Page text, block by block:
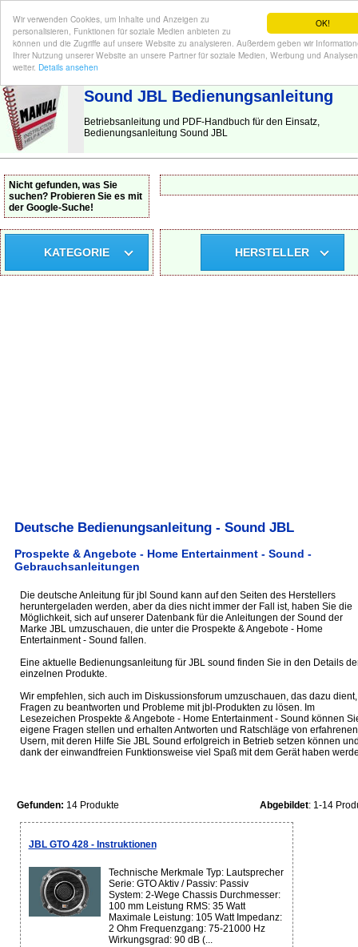
OK!
Wir verwenden Cookies, um Inhalte und Anzeigen zu
personalisieren, Funktionen für soziale Medien anbieten zu
können und die Zugriffe auf unsere Website zu analysieren. Außerdem geben wir
Ihrer Nutzung unserer Website an unsere Partner für soziale Medien, Werbung und Analysen
weiter. Details ansehen
BEDIENUNGSANLEITUNG | Hier finden Sie die deutsche Anleitung!
Sound JBL Bedienungsanleitung
Betriebsanleitung und PDF-Handbuch für den Einsatz,
Bedienungsanleitung Sound JBL
Nicht gefunden, was Sie
suchen? Probieren Sie es mit
der Google-Suche!
KATEGORIE HERSTELLER
Deutsche Bedienungsanleitung - Sound JBL
Prospekte & Angebote - Home Entertainment - Sound -
Gebrauchsanleitungen
Die deutsche Anleitung für jbl Sound kann auf den Seiten des Herstellers
heruntergeladen werden, aber da dies nicht immer der Fall ist, haben Sie die
Möglichkeit, sich auf unserer Datenbank für die Anleitungen der Sound der
Marke JBL umzuschauen, die unter die Prospekte & Angebote - Home
Entertainment - Sound fallen.
Eine aktuelle Bedienungsanleitung für JBL sound finden Sie in den Details
einzelnen Produkte.
Wir empfehlen, sich auch im Diskussionsforum umzuschauen, das dazu dient,
Fragen zu beantworten und Probleme mit jbl-Produkten zu lösen. Im
Lesezeichen Prospekte & Angebote - Home Entertainment - Sound können
eigene Fragen stellen und erhalten Antworten und Ratschläge von erfahrenen
Usern, mit deren Hilfe Sie JBL Sound erfolgreich in Betrieb setzen können
dank der einwandfreien Funktionsweise viel Spaß mit dem Gerät haben
Gefunden: 14 Produkte Abgebildet: 1-14
JBL GTO 428 - Instruktionen
Technische Merkmale Typ: Lautsprecher
Serie: GTO Aktiv / Passiv: Passiv
System: 2-Wege Chassis Durchmesser:
100 mm Leistung RMS: 35 Watt
Maximale Leistung: 105 Watt Impedanz:
2 Ohm Frequenzgang: 75-21000 Hz
Wirkungsgrad: 90 dB (...